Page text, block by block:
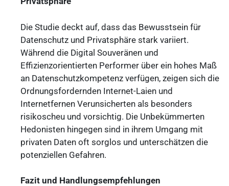
Die Studie deckt auf, dass das Bewusstsein für
Datenschutz und Privatsphäre stark variiert.
Während die Digital Souveränen und
Effizienzorientierten Performer über ein hohes Maß
an Datenschutzkompetenz verfügen, zeigen sich die
Ordnungsfordernden Internet-Laien und
Internetfernen Verunsicherten als besonders
risikoscheu und vorsichtig. Die Unbekümmerten
Hedonisten hingegen sind in ihrem Umgang mit
privaten Daten oft sorglos und unterschätzen die
potenziellen Gefahren.
Fazit und Handlungsempfehlungen